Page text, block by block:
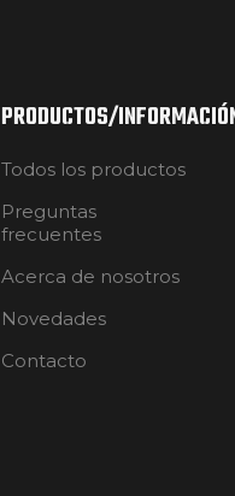
PRODUCTOS/
Todos los productos
Preguntas
frecuentes
Acerca de nosotros
Novedades
Contacto